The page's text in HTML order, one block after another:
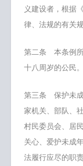
义建设者，根据
律、法规的有关
第二条 本条例
十八周岁的公民。
第三条 保护未
家机关、部队、
村民委员会、居
关心、爱护未成
法履行应尽的职